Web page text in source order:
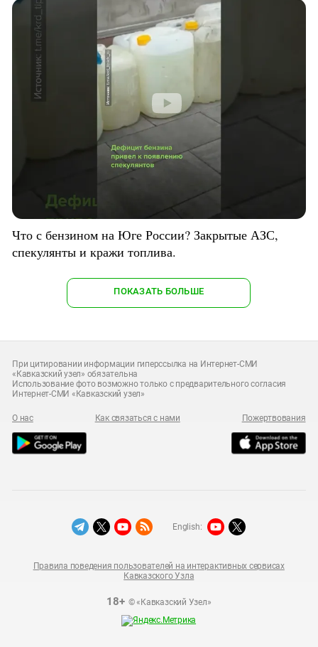
Что с бензином на Юге России? Закрытые АЗС,
спекулянты и кражи топлива.
ПОКАЗАТЬ БОЛЬШЕ
При цитировании информации гиперссылка на Интернет-СМИ
«Кавказский узел» обязательна
Использование фото возможно только с предварительного согласия
Интернет-СМИ «Кавказский узел»
О нас Как связаться с нами Пожертвования
18+© «Кавказский Узел»
Правила поведения пользователей на интерактивных сервисах
Кавказского Узла
English: